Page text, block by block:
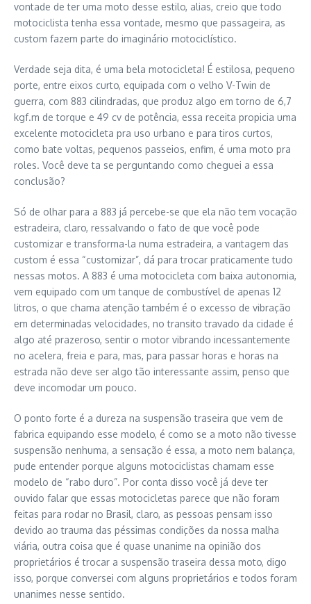
vontade de ter uma moto desse estilo, alias, creio que todo
motociclista tenha essa vontade, mesmo que passageira, as
custom fazem parte do imaginário motociclístico.
Verdade seja dita, é uma bela motocicleta! É estilosa, pequeno
porte, entre eixos curto, equipada com o velho V-Twin de
guerra, com 883 cilindradas, que produz algo em torno de 6,7
kgf.m de torque e 49 cv de potência, essa receita propicia uma
excelente motocicleta pra uso urbano e para tiros curtos,
como bate voltas, pequenos passeios, enfim, é uma moto pra
roles. Você deve ta se perguntando como cheguei a essa
conclusão?
Só de olhar para a 883 já percebe-se que ela não tem vocação
estradeira, claro, ressalvando o fato de que você pode
customizar e transforma-la numa estradeira, a vantagem das
custom é essa “customizar”, dá para trocar praticamente tudo
nessas motos. A 883 é uma motocicleta com baixa autonomia,
vem equipado com um tanque de combustível de apenas 12
litros, o que chama atenção também é o excesso de vibração
em determinadas velocidades, no transito travado da cidade é
algo até prazeroso, sentir o motor vibrando incessantemente
no acelera, freia e para, mas, para passar horas e horas na
estrada não deve ser algo tão interessante assim, penso que
deve incomodar um pouco.
O ponto forte é a dureza na suspensão traseira que vem de
fabrica equipando esse modelo, é como se a moto não tivesse
suspensão nenhuma, a sensação é essa, a moto nem balança,
pude entender porque alguns motociclistas chamam esse
modelo de “rabo duro”. Por conta disso você já deve ter
ouvido falar que essas motocicletas parece que não foram
feitas para rodar no Brasil, claro, as pessoas pensam isso
devido ao trauma das péssimas condições da nossa malha
viária, outra coisa que é quase unanime na opinião dos
proprietários é trocar a suspensão traseira dessa moto, digo
isso, porque conversei com alguns proprietários e todos foram
unanimes nesse sentido.